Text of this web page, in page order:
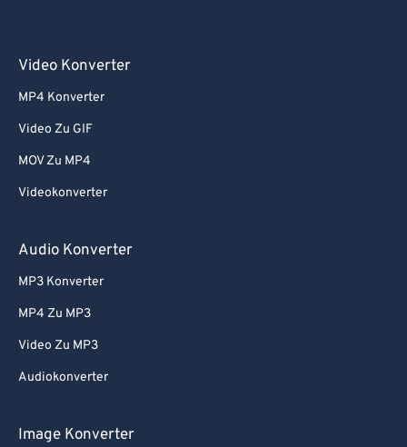
Video Konverter
MP4 Konverter
Video Zu GIF
MOV Zu MP4
Videokonverter
Audio Konverter
MP3 Konverter
MP4 Zu MP3
Video Zu MP3
Audiokonverter
Image Konverter